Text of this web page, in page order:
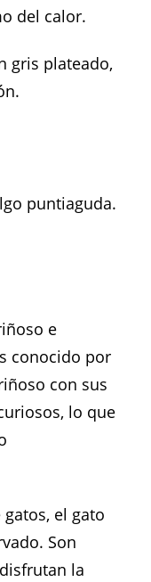
del calor.
gris plateado,
puntiaguda.
e
conocido por
con sus
lo que
el gato
Son
la